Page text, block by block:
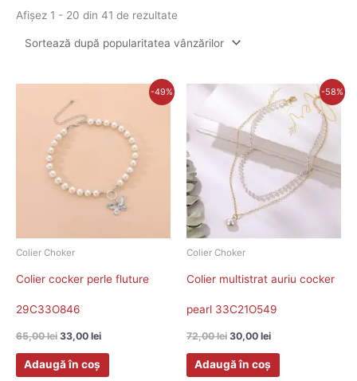
Afișez 1 - 20 din 41 de rezultate
-49%
Colier Choker
Colier cocker perle fluture
29C33O846
65,00lei
inițial
a
fost:
65,00 lei.
33,00 lei
33,00 lei.
Adaugă în coș
-58%
Colier Choker
Colier multistrat auriu cocker
pearl 33C21O549
72,00lei
fost:
72,00 lei.
30,00 lei
Prețul
curent
este:
30,00 lei.
Adaugă în coș